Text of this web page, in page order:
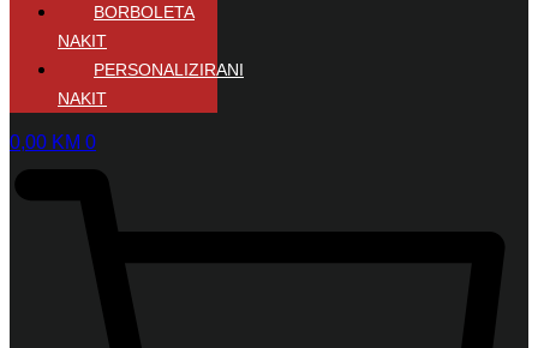
BORBOLETA
NAKIT
PERSONALIZIRANI
NAKIT
0,00 KM 0